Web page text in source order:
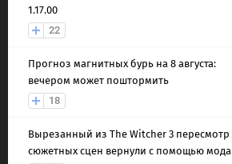
1.17.00
22
Прогноз магнитных бурь на 8 августа:
вечером может поштормить
18
Вырезанный из The Witcher 3 пересмотр
сюжетных сцен вернули с помощью мода